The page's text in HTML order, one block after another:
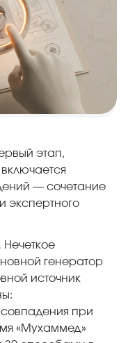
этап,
— сочетание
экспертного
Нечеткое
генератор
источник
при
«Мухаммед»